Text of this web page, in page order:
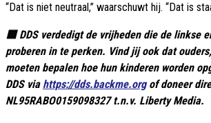
“Dat is niet neutraal,” waarschuwt hij. “Dat is
🟦 DDS verdedigt de vrijheden die de linkse
proberen in te perken. Vind jij ook dat
moeten bepalen hoe hun kinderen worden
DDS viahttps://dds.backme.orgof doneer
NL95RABO0159098327 t.n.v. Liberty Media.